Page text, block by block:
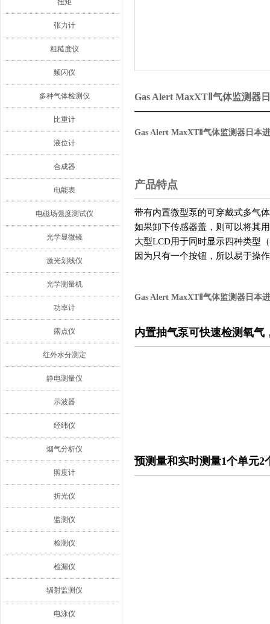
扭矩
张力计
粗糙度仪
频闪仪
多种气体检测仪
比重计
液位计
合成器
电能表
电磁场强度测试仪
光学显微镜
激光划线仪
光学测量机
功率计
露点仪
红外水分测定
静电测量仪
示波器
经纬仪
烟气分析仪
照度计
折光仪
监测仪
检测仪
检漏仪
辐射监测仪
电泳仪
Gas Alert MaxXTⅡ气体监测器
Gas Alert MaxXTⅡ气体监测器日本
产品特点
带有内置微型泵的可穿戴式多气
如果卸下传感器盖，则可以将其
大型LCD用于同时显示四种类型
因为只有一个按钮，所以易于操
Gas Alert MaxXTⅡ气体监测器日本
内置抽气泵可快速检测氧气
预测量和实时测量1个单元2